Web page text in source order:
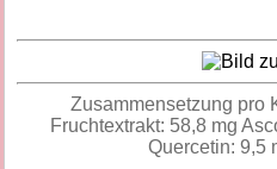
Zusammensetzung pro
Fruchtextrakt: 58,8 mg
Quercetin: 9,5